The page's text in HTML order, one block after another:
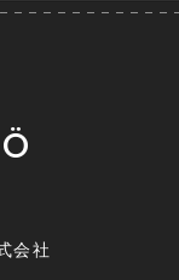
会社